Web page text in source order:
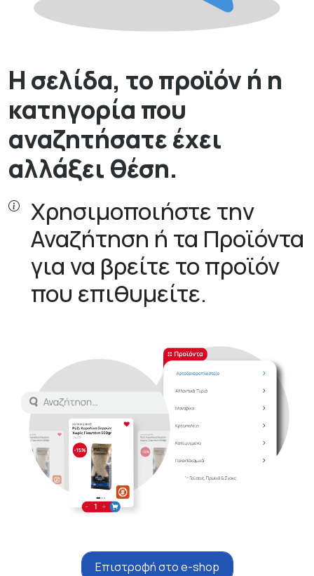
Η σελίδα, το προϊόν ή η
κατηγορία που
αναζητήσατε έχει
αλλάξει θέση.
Χρησιμοποιήστε την
Αναζήτηση ή τα Προϊόντα
για να βρείτε το προϊόν
που επιθυμείτε.
Επιστροφή στο e-shop